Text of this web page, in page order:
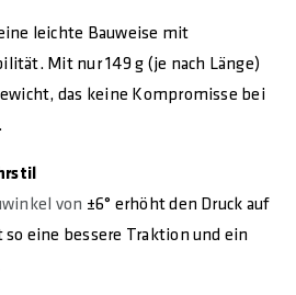
MM
IN MM
IN MM
IN MM
leichte Bauweise mit
Mit nur 149 g (je nach Länge)
das keine Kompromisse bei
von ±6° erhöht den Druck auf
so eine bessere Traktion und ein